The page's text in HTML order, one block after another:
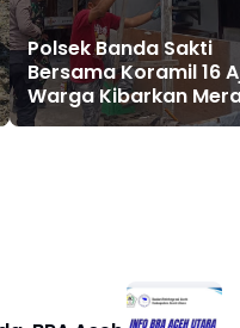
Polsek Banda Sakti
Bersama Koramil 16
Warga Kibarkan
Putih Jelang HUT ke-